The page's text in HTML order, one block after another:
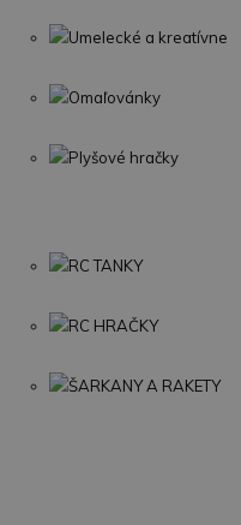
Umelecké a kreatívne
Omaľovánky
Plyšové hračky
RC TANKY
RC HRAČKY
ŠARKANY A RAKETY